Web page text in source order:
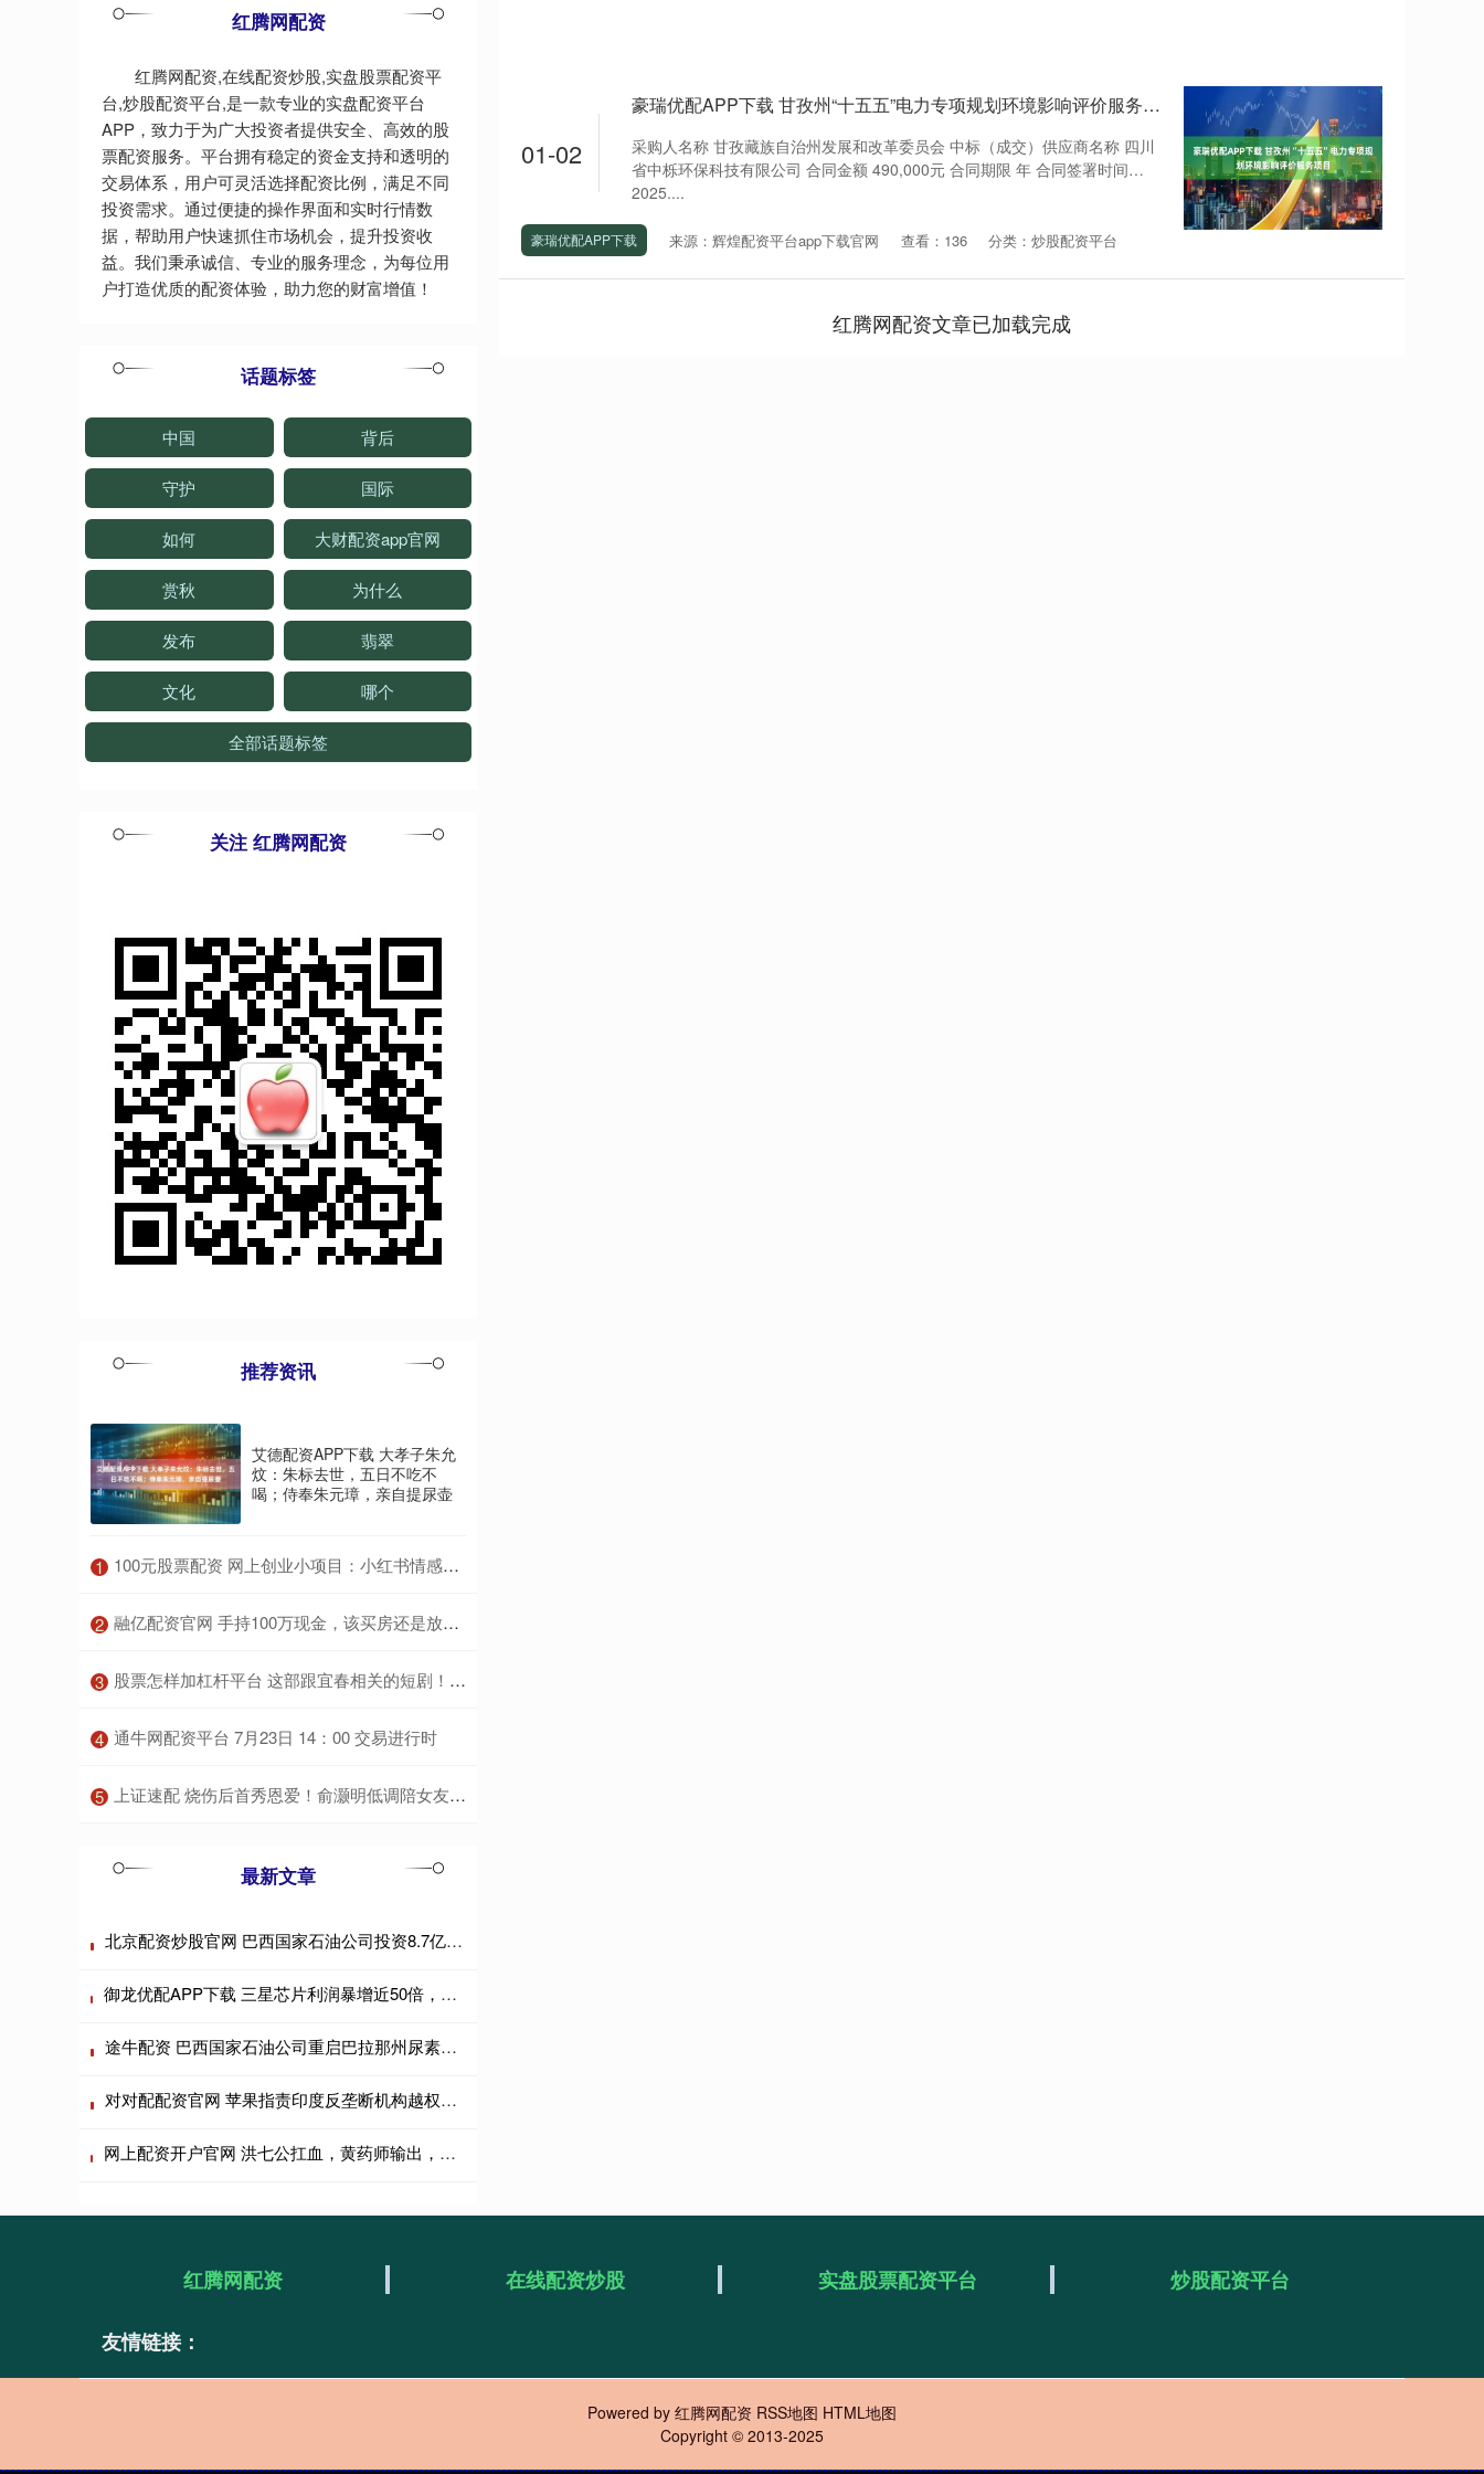
01-02
豪瑞优配APP下载 甘孜州“十五五”电力专项规划环境影响评价服务项目
采购人名称 甘孜藏族自治州发展和改革委员会 中标（成交）供应商名称 四川
省中栎环保科技有限公司 合同金额 490,000元 合同期限 年 合同签署时间
2025....
豪瑞优配APP下载 来源：辉煌配资平台app下载官网 查看：136 分类：炒股配资平台
红腾网配资文章已加载完成
红腾网配资
红腾网配资,在线配资炒股,实盘股票配资平
台,炒股配资平台,是一款专业的实盘配资平台
APP，致力于为广大投资者提供安全、高效的股
票配资服务。平台拥有稳定的资金支持和透明的
交易体系，用户可灵活选择配资比例，满足不同
投资需求。通过便捷的操作界面和实时行情数
据，帮助用户快速抓住市场机会，提升投资收
益。我们秉承诚信、专业的服务理念，为每位用
户打造优质的配资体验，助力您的财富增值！
话题标签
中国 背后
守护 国际
如何 大财配资app官网
赏秋 为什么
发布 翡翠
文化 哪个
全部话题标签
关注 红腾网配资
推荐资讯
艾德配资APP下载 大孝子朱允
炆：朱标去世，五日不吃不
喝；侍奉朱元璋，亲自提尿壶
1 ​100元股票配资 网上创业小项目：小红书情感文案代写单日收益能到698_内容_操作_指令
2 ​融亿配资官网 手持100万现金，该买房还是放银行？专家给出两点建议是否可行？_大中城市_房地产市场_房价
3 ​股票怎样加杠杆平台 这部跟宜春相关的短剧！今日首发上线
4 ​通牛网配资平台 7月23日 14：00 交易进行时
5 ​上证速配 烧伤后首秀恩爱！俞灏明低调陪女友，真爱还是炒作？_王晓晨_陕西_珍珠
最新文章
北京配资炒股官网 巴西国家石油公司投资8.7亿雷亚尔重启巴拉那州尿素生产
御龙优配APP下载 三星芯片利润暴增近50倍，警告2027年供应缺口将进一步扩大
途牛配资 巴西国家石油公司重启巴拉那州尿素生产，减少对进口依赖
对对配配资官网 苹果指责印度反垄断机构越权，双方对峙升级
网上配资开户官网 洪七公扛血，黄药师输出，仍不敌欧阳锋，为何欧阳锋还是败了？
红腾网配资 在线配资炒股 实盘股票配资平台 炒股配资平台
友情链接：
Powered by 红腾网配资 RSS地图 HTML地图
Copyright © 2013-2025